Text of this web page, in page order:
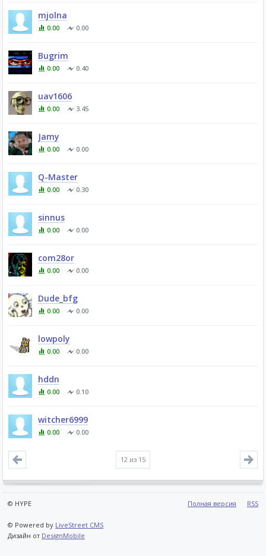
mjolna
0.00 0.00
Bugrim
0.00 0.40
uav1606
0.00 3.45
Jamy
0.00 0.00
Q-Master
0.00 0.30
sinnus
0.00 0.00
com28or
0.00 0.00
Dude_bfg
0.00 0.00
lowpoly
0.00 0.00
hddn
0.00 0.10
witcher6999
0.00 0.00
12 из 15
Полная версия RSS
© HYPE
© Powered by LiveStreet CMS
Дизайн от DesignMobile